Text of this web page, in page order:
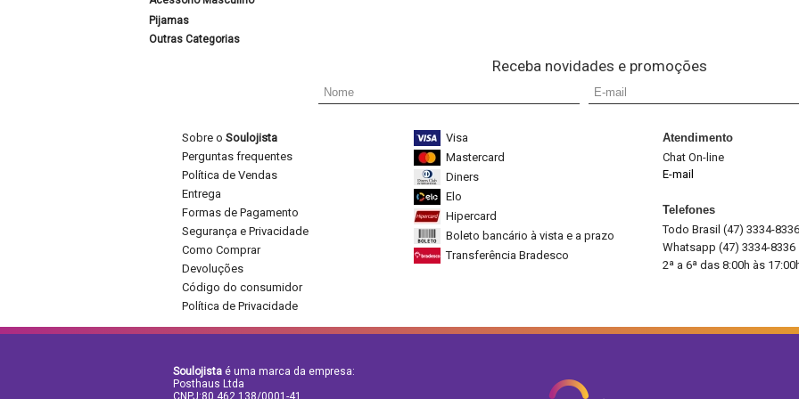
Pijamas
Outras Categorias
Receba novidades e promoções
Sobre o Soulojista
Perguntas frequentes
Política de Vendas
Entrega
Formas de Pagamento
Segurança e Privacidade
Como Comprar
Devoluções
Código do consumidor
Política de Privacidade
Visa
Mastercard
Diners
Elo
Hipercard
Boleto bancário à vista e a prazo
Transferência Bradesco
Atendimento
Chat On-line
E-mail
Telefones
Todo Brasil (47) 3334-8336
Whatsapp (47) 3334-8336
2ª a 6ª das 8:00h às
Soulojista é uma marca da empresa:
Posthaus Ltda
CNPJ:80.462.138/0001-41